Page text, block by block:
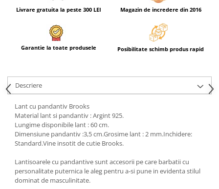
Livrare gratuita la peste 300 LEI Magazin de incredere din 2016
Garantie la toate produsele Posibilitate schimb produs rapid
Descriere
Lant cu pandantiv Brooks
Material lant si pandantiv : Argint 925.
Lungime disponibile lant : 60 cm.
Dimensiune pandantiv :3,5 cm.Grosime lant : 2 mm.Inchidere:
Standard.Vine insotit de cutie Brooks.
Lantisoarele cu pandantive sunt accesorii pe care barbatii cu
personalitate puternica le aleg pentru a-si pune in evidenta stilul
dominat de masculinitate.